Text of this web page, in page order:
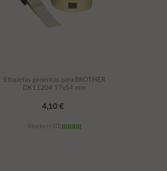
Etiquetas genéricas para BROTHER
DK11204 17x54 mm
4,10 €
Stocks (+10)